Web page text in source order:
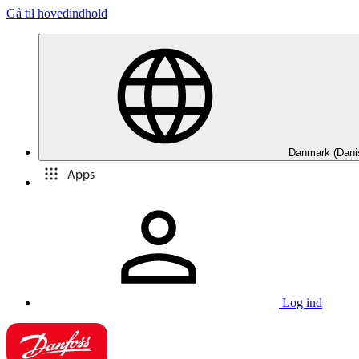
Gå til hovedindhold
Danmark
Apps
Log ind